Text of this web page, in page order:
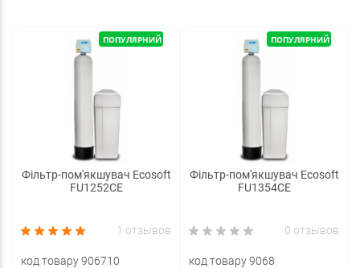
ПОПУЛЯРНИЙ
Фільтр-пом'якшувач Ecosoft
FU1252CE
1 отзывов
код товару 906710
ПОПУЛЯРНИЙ
Фільтр-пом'якшувач Ecosoft
FU1354CE
0 отзывов
код товару 9068